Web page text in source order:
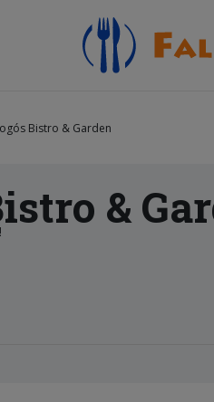
Bistro & Garden
&